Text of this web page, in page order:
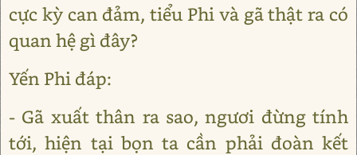
cực kỳ can đảm, tiểu Phi và gã thật ra có
quan hệ gì đây?
Yến Phi đáp:
- Gã xuất thân ra sao, ngươi đừng tính
tới, hiện tại bọn ta cần phải đoàn kết